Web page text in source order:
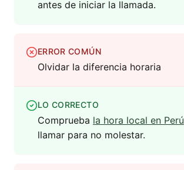
antes de iniciar la llamada.
ERROR COMÚN
Olvidar la diferencia horaria
LO CORRECTO
Comprueba la hora local en Perú
llamar para no molestar.